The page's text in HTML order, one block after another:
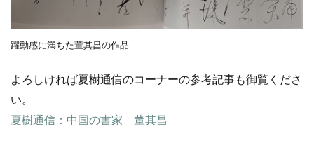
躍動感に満ちた董其昌の作品
よろしければ夏樹通信のコーナーの参考記事も御覧くださ
い。
夏樹通信：中国の書家 董其昌